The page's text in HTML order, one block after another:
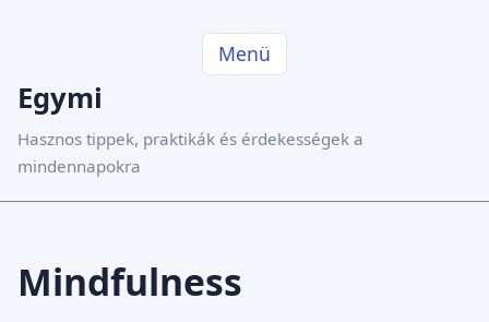
Menü
Egymi
Hasznos tippek, praktikák és érdekességek a
mindennapokra
Mindfulness